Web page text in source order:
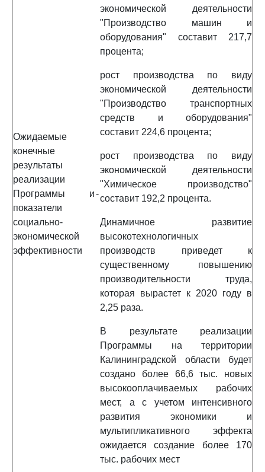
Ожидаемые
конечные
результаты
реализации
Программы и
показатели
социально-
экономической
эффективности
-
экономической деятельности
"Производство машин и
оборудования" составит 217,7
процента;
рост производства по виду
экономической деятельности
"Производство транспортных
средств и оборудования"
составит 224,6 процента;
рост производства по виду
экономической деятельности
"Химическое производство"
составит 192,2 процента.
Динамичное развитие
высокотехнологичных
производств приведет к
существенному повышению
производительности труда,
которая вырастет к 2020 году в
2,25 раза.
В результате реализации
Программы на территории
Калининградской области будет
создано более 66,6 тыс. новых
высокооплачиваемых рабочих
мест, а с учетом интенсивного
развития экономики и
мультипликативного эффекта
ожидается создание более 170
тыс. рабочих мест